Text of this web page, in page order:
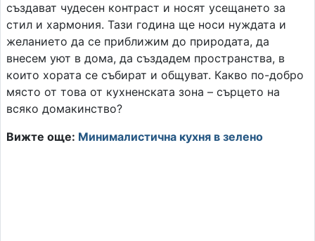
създават чудесен контраст и носят усещането за
стил и хармония. Тази година ще носи нуждата и
желанието да се приближим до природата, да
внесем уют в дома, да създадем пространства, в
които хората се събират и общуват. Какво по-добро
място от това от кухненската зона – сърцето на
всяко домакинство?
Вижте още: Минималистична кухня в зелено